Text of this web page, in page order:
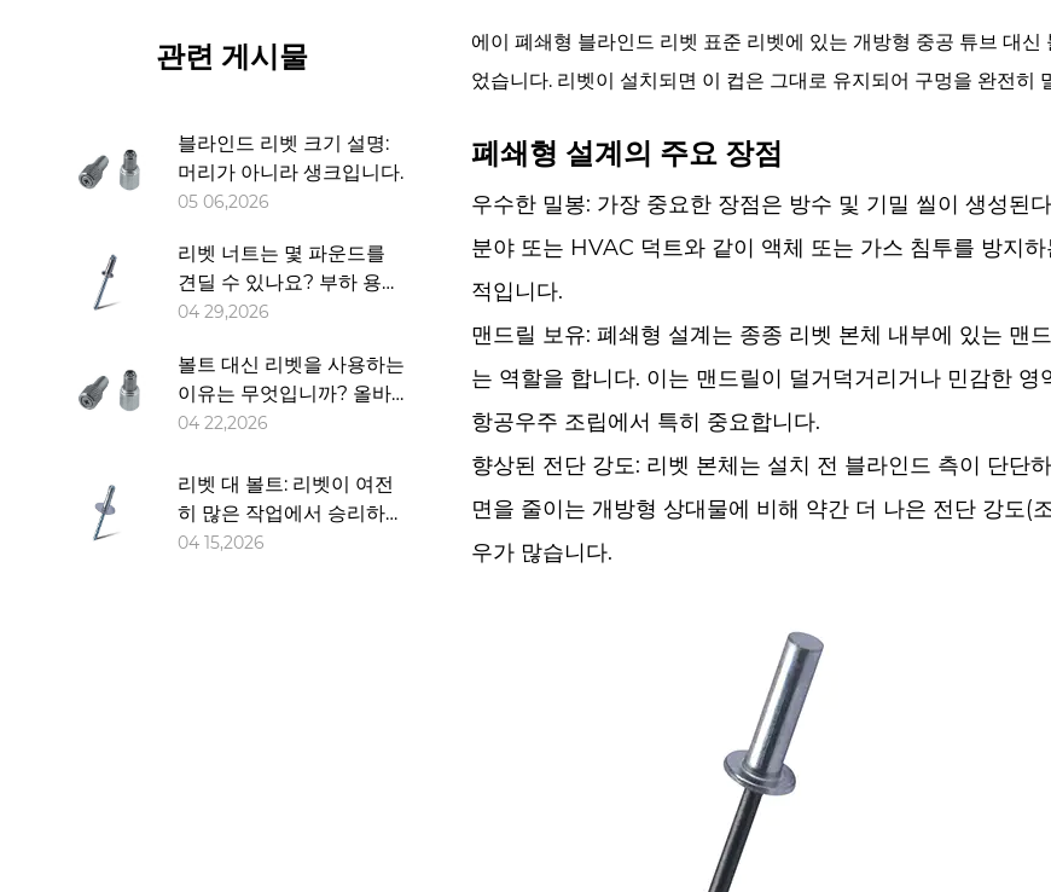
관련 게시물
블라인드 리벳 크기 설명:
머리가 아니라 생크입니다.
05 06,2026
리벳 너트는 몇 파운드를
견딜 수 있나요? 부하 용량
설명
04 29,2026
볼트 대신 리벳을 사용하는
이유는 무엇입니까? 올바
른 패스너 선택을 위한 간
04 22,2026
리벳 대 볼트: 리벳이 여전
히 많은 작업에서 승리하는
이유
04 15,2026
폐
쇄
블
인
드
리
벳
소
개
폐
쇄
형
설
계
에이폐쇄형 블라인드 리벳 표준 리벳에 있는 개방형 중공 튜브 대
었습니다. 리벳이 설치되면 이 컵은 그대로 유지되어 구멍을 완전히
폐쇄형 설계의 주요 장점
우수한 밀봉: 가장 중요한 장점은 방수 및 기밀 씰이 생성된
분야 또는 HVAC 덕트와 같이 액체 또는 가스 침투를 방지
적입니다.
맨드릴 보유:폐쇄형 설계는 종종 리벳 본체 내부에 있는 맨
는 역할을 합니다. 이는 맨드릴이 덜거덕거리거나 민감한
항공우주 조립에서 특히 중요합니다.
향상된 전단 강도: 리벳 본체는 설치 전 블라인드 측이 단단
면을 줄이는 개방형 상대물에 비해 약간 더 나은 전단 강도(
우가 많습니다.